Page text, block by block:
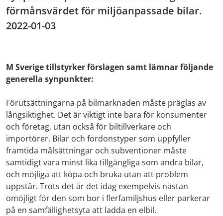
förmånsvärdet för miljöanpassade bilar.
2022-01-03
M Sverige tillstyrker förslagen samt lämnar följande
generella synpunkter:
Förutsättningarna på bilmarknaden måste präglas av
långsiktighet. Det är viktigt inte bara för konsumenter
och företag, utan också för biltillverkare och
importörer. Bilar och fordonstyper som uppfyller
framtida målsättningar och subventioner måste
samtidigt vara minst lika tillgängliga som andra bilar,
och möjliga att köpa och bruka utan att problem
uppstår. Trots det är det idag exempelvis nästan
omöjligt för den som bor i flerfamiljshus eller parkerar
på en samfällighetsyta att ladda en elbil.